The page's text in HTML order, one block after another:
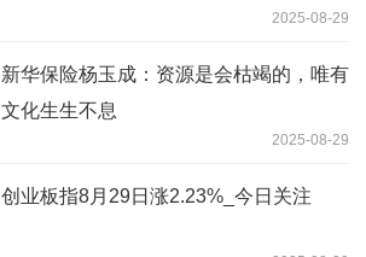
2025-08-29
新华保险杨玉成：资源是会枯竭的，唯有
文化生生不息
2025-08-29
创业板指8月29日涨2.23%_今日关注